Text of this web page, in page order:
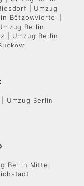
| Umzug
Bötzowviertel |
Berlin
| Umzug Berlin
Umzug Berlin
Berlin Mitte: